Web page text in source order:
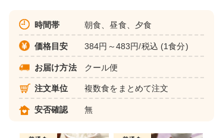
時間帯 朝食、昼食、夕食
価格目安 384円～483円/税込 (1食分)
お届け方法 クール便
注文単位 複数食をまとめて注文
安否確認 無